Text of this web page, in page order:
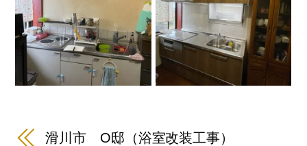
滑川市 O邸（浴室改装工事）